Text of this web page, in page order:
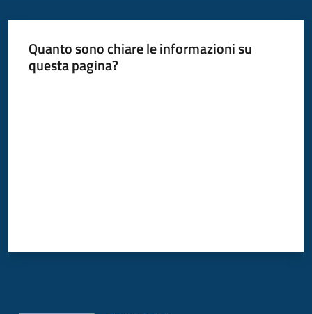
Vivere
San
Donato
Quanto sono chiare le informazioni su
questa pagina?